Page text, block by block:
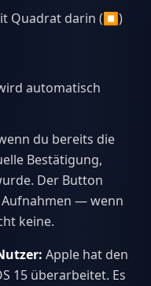
Quadrat darin (⏹)
automatisch
du bereits die
Bestätigung,
Der Button
— wenn
keine.
Apple hat den
15 überarbeitet. Es